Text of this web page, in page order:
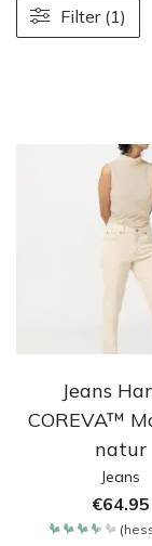
Jeans
COREVA™
natur
Jeans
€64.95
(
Filter (1)